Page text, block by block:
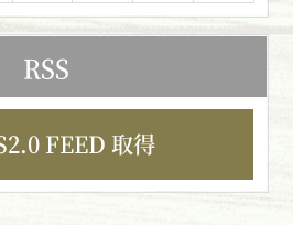
RSS
FEED 取得